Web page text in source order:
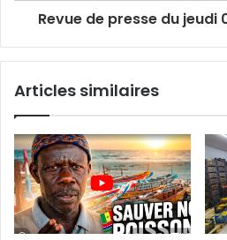
Revue de presse du jeudi
Articles similaires